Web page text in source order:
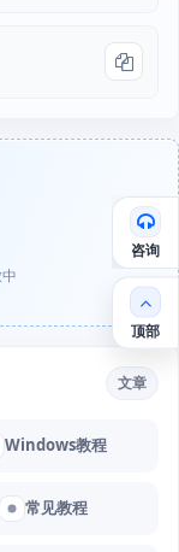
文章
Windows教程
常见教程
咨询
顶部